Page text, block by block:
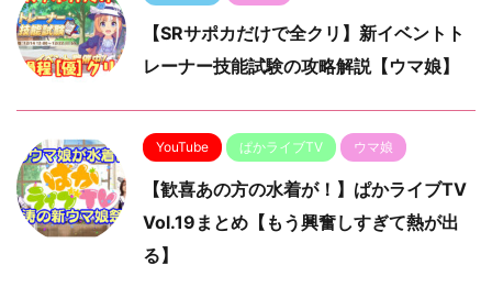
【SRサポカだけで全クリ】新イベントト
レーナー技能試験の攻略解説【ウマ娘】
YouTube ぱかライブTV ウマ娘
【歓喜あの方の水着が！】ぱかライブTV
Vol.19まとめ【もう興奮しすぎて熱が出
る】